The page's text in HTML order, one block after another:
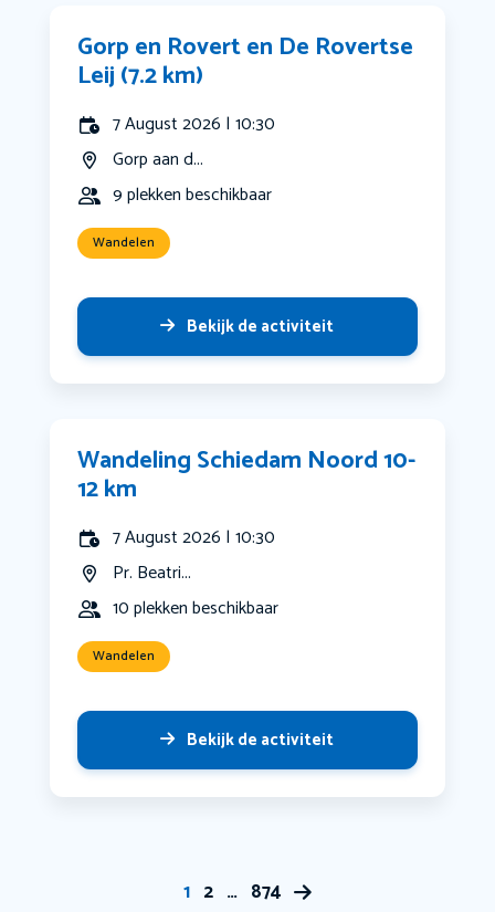
Gorp en Rovert en De Rovertse
Leij (7.2 km)
7 August 2026 | 10:30
Gorp aan d...
9 plekken beschikbaar
Wandelen
Bekijk de activiteit
Wandeling Schiedam Noord 10-
12 km
7 August 2026 | 10:30
Pr. Beatri...
10 plekken beschikbaar
Wandelen
Bekijk de activiteit
1 2 … 874